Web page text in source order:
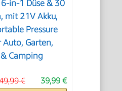
in-1 Düse & 30
mit 21V Akku,
Pressure
Auto, Garten,
Camping
39,99 €
€